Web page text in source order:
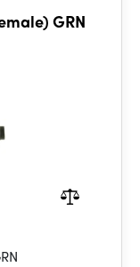
GRN